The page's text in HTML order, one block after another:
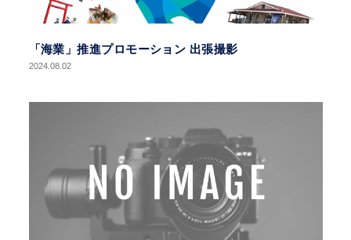
「海業」推進プロモーション 出張撮影
2024.08.02